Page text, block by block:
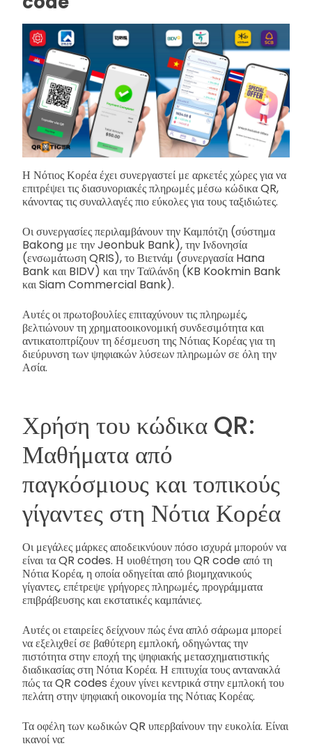
Η Νότιος Κορέα έχει συνεργαστεί με αρκετές χώρες για να
επιτρέψει τις διασυνοριακές πληρωμές μέσω κώδικα QR,
κάνοντας τις συναλλαγές πιο εύκολες για τους ταξιδιώτες.
Οι συνεργασίες περιλαμβάνουν την Καμπότζη (σύστημα
Bakong με την Jeonbuk Bank), την Ινδονησία
(ενσωμάτωση QRIS), το Βιετνάμ (συνεργασία Hana
Bank και BIDV) και την Ταϊλάνδη (KB Kookmin Bank
και Siam Commercial Bank).
Αυτές οι πρωτοβουλίες επιταχύνουν τις πληρωμές,
βελτιώνουν τη χρηματοοικονομική συνδεσιμότητα και
αντικατοπτρίζουν τη δέσμευση της Νότιας Κορέας για τη
διεύρυνση των ψηφιακών λύσεων πληρωμών σε όλη την
Ασία.
Χρήση του κώδικα QR:
Μαθήματα από
παγκόσμιους και τοπικούς
γίγαντες στη Νότια Κορέα
Οι μεγάλες μάρκες αποδεικνύουν πόσο ισχυρά μπορούν να
είναι τα QR codes. Η υιοθέτηση του QR code από τη
Νότια Κορέα, η οποία οδηγείται από βιομηχανικούς
γίγαντες, επέτρεψε γρήγορες πληρωμές, προγράμματα
επιβράβευσης και εκστατικές καμπάνιες.
Αυτές οι εταιρείες δείχνουν πώς ένα απλό σάρωμα μπορεί
να εξελιχθεί σε βαθύτερη εμπλοκή, οδηγώντας την
πιστότητα στην εποχή της ψηφιακής μετασχηματιστικής
διαδικασίας στη Νότια Κορέα. Η επιτυχία τους αντανακλά
πώς τα QR codes έχουν γίνει κεντρικά στην εμπλοκή του
πελάτη στην ψηφιακή οικονομία της Νότιας Κορέας.
Τα οφέλη των κωδικών QR υπερβαίνουν την ευκολία. Είναι
ικανοί να: